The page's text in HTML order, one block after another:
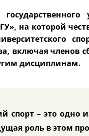
на которой
включая членов
дисциплинам.
спорт – это одно
роль в этом